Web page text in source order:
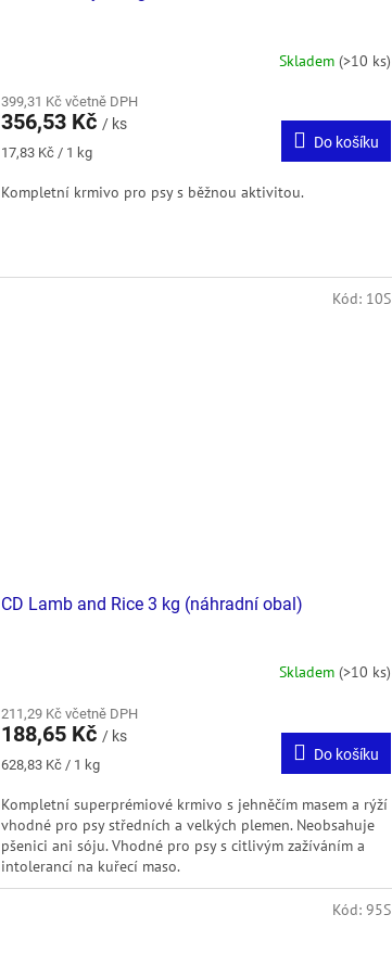
Skladem (>10 ks)
399,31 Kč včetně DPH
356,53 Kč/ ks
Měrná
17,83 Kč / 1 kg
Do košíku
Kompletní krmivo pro psy s běžnou aktivitou.
CD Lamb and Rice 3 kg (náhradní obal)
Skladem (>10 ks)
211,29 Kč včetně DPH
188,65 Kč / ks
Měrná
628,83 Kč / 1 kg
Do košíku
Kompletní superprémiové krmivo s jehněčím masem a rýží
vhodné pro psy středních a velkých plemen. Neobsahuje
pšenici ani sóju. Vhodné pro psy s citlivým zažíváním a
intolerancí na kuřecí maso.
Kód: 10S
Kód: 95S